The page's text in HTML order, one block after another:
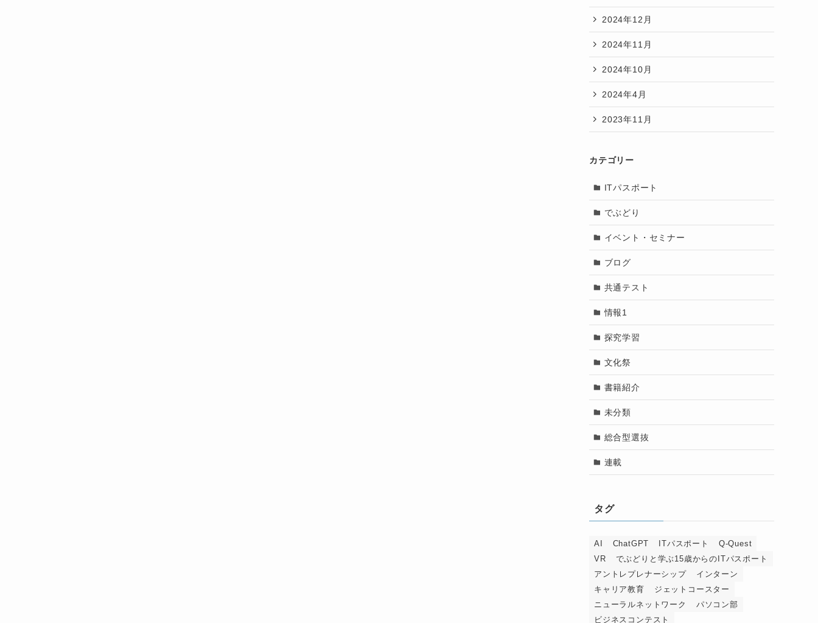
2024年12月
2024年11月
2024年10月
2024年4月
2023年11月
カテゴリー
ITパスポート
でぶどり
イベント・セミナー
ブログ
共通テスト
情報1
探究学習
文化祭
書籍紹介
未分類
総合型選抜
連載
タグ
AI ChatGPT ITパスポート
Q-Quest
VR
でぶどりと学ぶ15歳からのITパスポート
アントレプレナーシップ
インターン
キャリア教育
ジェットコースター
ニューラルネットワーク
パソコン部
ビジネスコンテスト